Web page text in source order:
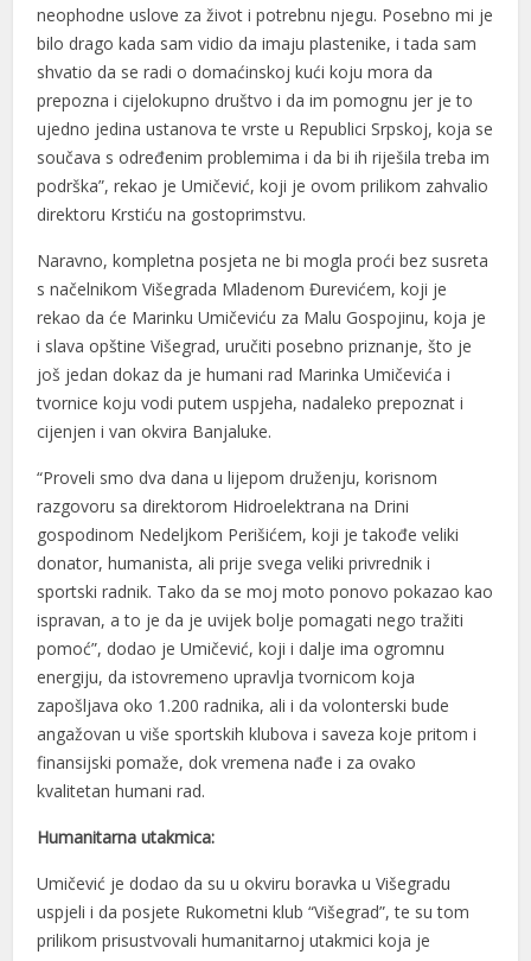
neophodne uslove za život i potrebnu njegu. Posebno mi je
bilo drago kada sam vidio da imaju plastenike, i tada sam
shvatio da se radi o domaćinskoj kući koju mora da
prepozna i cijelokupno društvo i da im pomognu jer je to
ujedno jedina ustanova te vrste u Republici Srpskoj, koja se
součava s određenim problemima i da bi ih riješila treba im
podrška”, rekao je Umičević, koji je ovom prilikom zahvalio
direktoru Krstiću na gostoprimstvu.
Naravno, kompletna posjeta ne bi mogla proći bez susreta
s načelnikom Višegrada Mladenom Đurevićem, koji je
rekao da će Marinku Umičeviću za Malu Gospojinu, koja je
i slava opštine Višegrad, uručiti posebno priznanje, što je
još jedan dokaz da je humani rad Marinka Umičevića i
tvornice koju vodi putem uspjeha, nadaleko prepoznat i
cijenjen i van okvira Banjaluke.
“Proveli smo dva dana u lijepom druženju, korisnom
razgovoru sa direktorom Hidroelektrana na Drini
gospodinom Nedeljkom Perišićem, koji je takođe veliki
donator, humanista, ali prije svega veliki privrednik i
sportski radnik. Tako da se moj moto ponovo pokazao kao
ispravan, a to je da je uvijek bolje pomagati nego tražiti
pomoć”, dodao je Umičević, koji i dalje ima ogromnu
energiju, da istovremeno upravlja tvornicom koja
zapošljava oko 1.200 radnika, ali i da volonterski bude
angažovan u više sportskih klubova i saveza koje pritom i
finansijski pomaže, dok vremena nađe i za ovako
kvalitetan humani rad.
Humanitarna utakmica:
Umičević je dodao da su u okviru boravka u Višegradu
uspjeli i da posjete Rukometni klub “Višegrad”, te su tom
prilikom prisustvovali humanitarnoj utakmici koja je